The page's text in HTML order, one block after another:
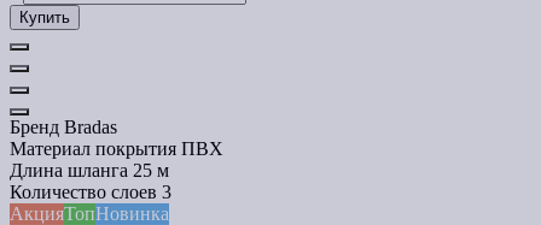
Купить
Бренд Bradas
Материал покрытия ПВХ
Длина шланга 25 м
Количество слоев 3
АкцияТопНовинка